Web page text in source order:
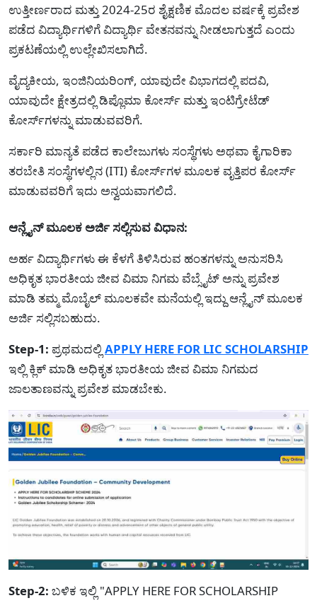
ಉತ್ತೀರ್ಣರಾದ ಮತ್ತು 2024-25ರ ಶೈಕ್ಷಣಿಕ ಮೊದಲ ವರ್ಷಕ್ಕೆ ಪ್ರವೇಶ
ಪಡೆದ ವಿದ್ಯಾರ್ಥಿಗಳಿಗೆ ವಿದ್ಯಾರ್ಥಿ ವೇತನವನ್ನು ನೀಡಲಾಗುತ್ತದೆ ಎಂದು
ಪ್ರಕಟಣೆಯಲ್ಲಿ ಉಲ್ಲೇಖಿಸಲಾಗಿದೆ.
ವೈದ್ಯಕೀಯ, ಇಂಜಿನಿಯರಿಂಗ್, ಯಾವುದೇ ವಿಭಾಗದಲ್ಲಿ ಪದವಿ,
ಯಾವುದೇ ಕ್ಷೇತ್ರದಲ್ಲಿ ಡಿಪ್ಲೊಮಾ ಕೋರ್ಸ್ ಮತ್ತು ಇಂಟಿಗ್ರೇಟೆಡ್
ಕೋರ್ಸ್‌ಗಳನ್ನು ಮಾಡುವವರಿಗೆ.
ಸರ್ಕಾರಿ ಮಾನ್ಯತೆ ಪಡೆದ ಕಾಲೇಜುಗಳು ಸಂಸ್ಥೆಗಳು ಅಥವಾ ಕೈಗಾರಿಕಾ
ತರಬೇತಿ ಸಂಸ್ಥೆಗಳಲ್ಲಿನ (ITI) ಕೋರ್ಸ್‌ಗಳ ಮೂಲಕ ವೃತ್ತಿಪರ ಕೋರ್ಸ್
ಮಾಡುವವರಿಗೆ ಇದು ಅನ್ವಯವಾಗಲಿದೆ.
ಆನ್ಲೈನ್ ಮೂಲಕ ಅರ್ಜಿ ಸಲ್ಲಿಸುವ ವಿಧಾನ:
ಅರ್ಹ ವಿದ್ಯಾರ್ಥಿಗಳು ಈ ಕೆಳಗೆ ತಿಳಿಸಿರುವ ಹಂತಗಳನ್ನು ಅನುಸರಿಸಿ
ಅಧಿಕೃತ ಭಾರತೀಯ ಜೀವ ವಿಮಾ ನಿಗಮ ವೆಬ್ಸೈಟ್ ಅನ್ನು ಪ್ರವೇಶ
ಮಾಡಿ ತಮ್ಮ ಮೊಬೈಲ್ ಮೂಲಕವೇ ಮನೆಯಲ್ಲಿ ಇದ್ದು ಆನ್ಲೈನ್ ಮೂಲಕ
ಅರ್ಜಿ ಸಲ್ಲಿಸಬಹುದು.
Step-1: ಪ್ರಥಮದಲ್ಲಿ APPLY HERE FOR LIC SCHOLARSHIP
ಇಲ್ಲಿ ಕ್ಲಿಕ್ ಮಾಡಿ ಅಧಿಕೃತ ಭಾರತೀಯ ಜೀವ ವಿಮಾ ನಿಗಮದ
ಜಾಲತಾಣವನ್ನು ಪ್ರವೇಶ ಮಾಡಬೇಕು.
Step-2: ಬಳಿಕ ಇಲ್ಲಿ "APPLY HERE FOR SCHOLARSHIP